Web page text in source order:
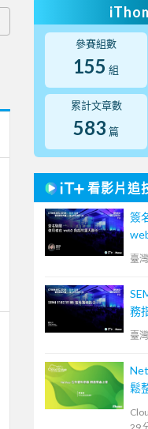
參賽組數
155 組
累計文章數
583 篇
看影片追
簽
臺
務
臺
鬆